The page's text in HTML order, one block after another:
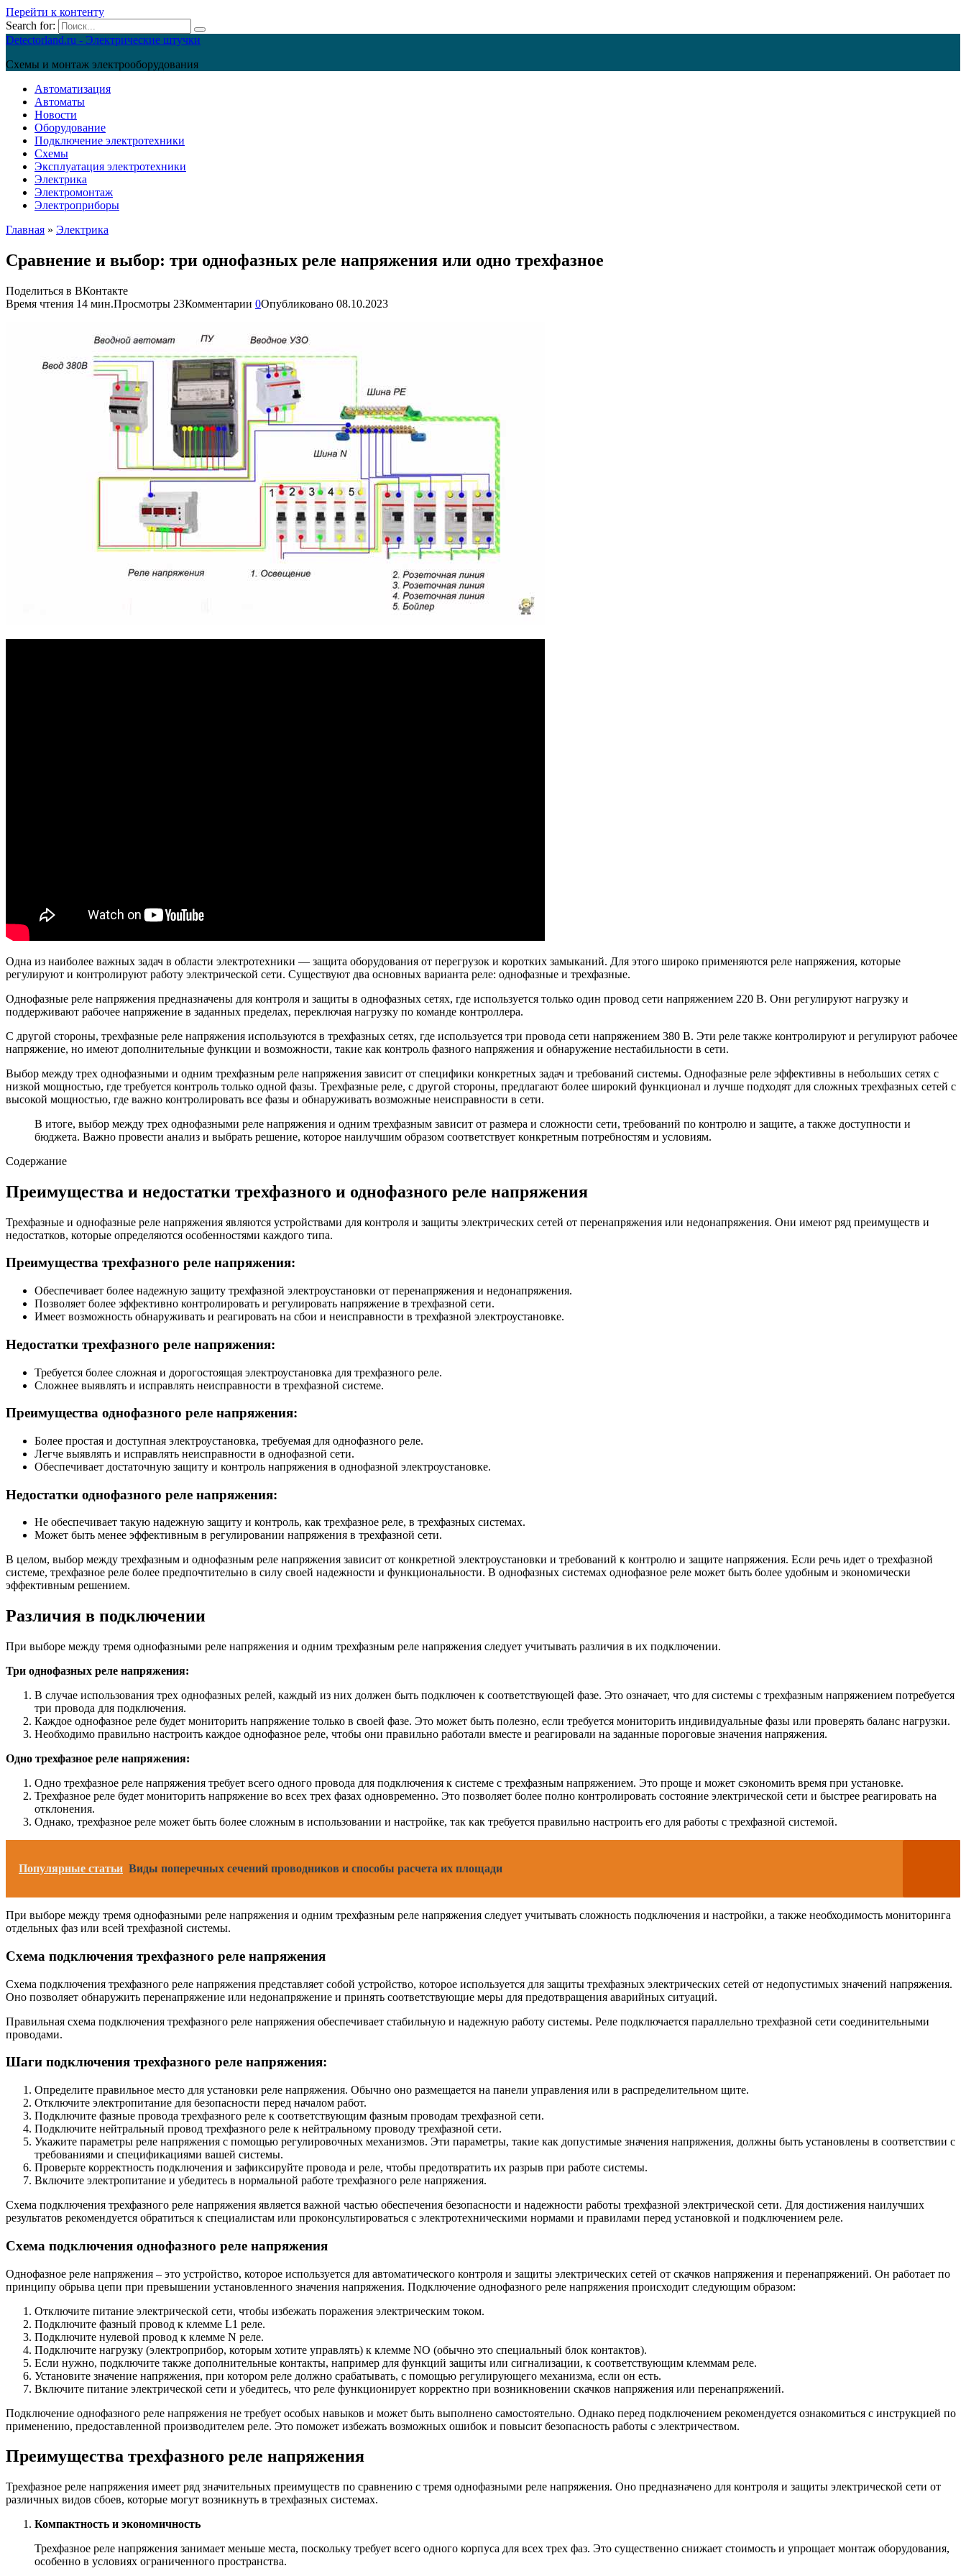
Перейти к контенту
Search for:
Detectorland.ru - Электрические штучки
Схемы и монтаж электрооборудования
Автоматизация
Автоматы
Новости
Оборудование
Подключение электротехники
Схемы
Эксплуатация электротехники
Электрика
Электромонтаж
Электроприборы
Главная » Электрика
Сравнение и выбор: три однофазных реле напряжения или одно трехфазное
Поделиться в ВКонтакте
Время чтения 14 мин.Просмотры 23Комментарии 0Опубликовано 08.10.2023
Одна из наиболее важных задач в области электротехники — защита оборудования от перегрузок и коротких замыканий. Для этого широко применяются реле напряжения, которые
регулируют и контролируют работу электрической сети. Существуют два основных варианта реле: однофазные и трехфазные.
Однофазные реле напряжения предназначены для контроля и защиты в однофазных сетях, где используется только один провод сети напряжением 220 В. Они регулируют нагрузку и
поддерживают рабочее напряжение в заданных пределах, переключая нагрузку по команде контроллера.
С другой стороны, трехфазные реле напряжения используются в трехфазных сетях, где используется три провода сети напряжением 380 В. Эти реле также контролируют и регулируют рабочее
напряжение, но имеют дополнительные функции и возможности, такие как контроль фазного напряжения и обнаружение нестабильности в сети.
Выбор между трех однофазными и одним трехфазным реле напряжения зависит от специфики конкретных задач и требований системы. Однофазные реле эффективны в небольших сетях с
низкой мощностью, где требуется контроль только одной фазы. Трехфазные реле, с другой стороны, предлагают более широкий функционал и лучше подходят для сложных трехфазных сетей с
высокой мощностью, где важно контролировать все фазы и обнаруживать возможные неисправности в сети.
В итоге, выбор между трех однофазными реле напряжения и одним трехфазным зависит от размера и сложности сети, требований по контролю и защите, а также доступности и
бюджета. Важно провести анализ и выбрать решение, которое наилучшим образом соответствует конкретным потребностям и условиям.
Содержание
Преимущества и недостатки трехфазного и однофазного реле напряжения
Трехфазные и однофазные реле напряжения являются устройствами для контроля и защиты электрических сетей от перенапряжения или недонапряжения. Они имеют ряд преимуществ и
недостатков, которые определяются особенностями каждого типа.
Преимущества трехфазного реле напряжения:
Обеспечивает более надежную защиту трехфазной электроустановки от перенапряжения и недонапряжения.
Позволяет более эффективно контролировать и регулировать напряжение в трехфазной сети.
Имеет возможность обнаруживать и реагировать на сбои и неисправности в трехфазной электроустановке.
Недостатки трехфазного реле напряжения:
Требуется более сложная и дорогостоящая электроустановка для трехфазного реле.
Сложнее выявлять и исправлять неисправности в трехфазной системе.
Преимущества однофазного реле напряжения:
Более простая и доступная электроустановка, требуемая для однофазного реле.
Легче выявлять и исправлять неисправности в однофазной сети.
Обеспечивает достаточную защиту и контроль напряжения в однофазной электроустановке.
Недостатки однофазного реле напряжения:
Не обеспечивает такую надежную защиту и контроль, как трехфазное реле, в трехфазных системах.
Может быть менее эффективным в регулировании напряжения в трехфазной сети.
В целом, выбор между трехфазным и однофазным реле напряжения зависит от конкретной электроустановки и требований к контролю и защите напряжения. Если речь идет о трехфазной
системе, трехфазное реле более предпочтительно в силу своей надежности и функциональности. В однофазных системах однофазное реле может быть более удобным и экономически
эффективным решением.
Различия в подключении
При выборе между тремя однофазными реле напряжения и одним трехфазным реле напряжения следует учитывать различия в их подключении.
Три однофазных реле напряжения:
В случае использования трех однофазных релей, каждый из них должен быть подключен к соответствующей фазе. Это означает, что для системы с трехфазным напряжением потребуется
три провода для подключения.
Каждое однофазное реле будет мониторить напряжение только в своей фазе. Это может быть полезно, если требуется мониторить индивидуальные фазы или проверять баланс нагрузки.
Необходимо правильно настроить каждое однофазное реле, чтобы они правильно работали вместе и реагировали на заданные пороговые значения напряжения.
Одно трехфазное реле напряжения:
Одно трехфазное реле напряжения требует всего одного провода для подключения к системе с трехфазным напряжением. Это проще и может сэкономить время при установке.
Трехфазное реле будет мониторить напряжение во всех трех фазах одновременно. Это позволяет более полно контролировать состояние электрической сети и быстрее реагировать на
отклонения.
Однако, трехфазное реле может быть более сложным в использовании и настройке, так как требуется правильно настроить его для работы с трехфазной системой.
Популярные статьи Виды поперечных сечений проводников и способы расчета их площади
При выборе между тремя однофазными реле напряжения и одним трехфазным реле напряжения следует учитывать сложность подключения и настройки, а также необходимость мониторинга
отдельных фаз или всей трехфазной системы.
Схема подключения трехфазного реле напряжения
Схема подключения трехфазного реле напряжения представляет собой устройство, которое используется для защиты трехфазных электрических сетей от недопустимых значений напряжения.
Оно позволяет обнаружить перенапряжение или недонапряжение и принять соответствующие меры для предотвращения аварийных ситуаций.
Правильная схема подключения трехфазного реле напряжения обеспечивает стабильную и надежную работу системы. Реле подключается параллельно трехфазной сети соединительными
проводами.
Шаги подключения трехфазного реле напряжения:
Определите правильное место для установки реле напряжения. Обычно оно размещается на панели управления или в распределительном щите.
Отключите электропитание для безопасности перед началом работ.
Подключите фазные провода трехфазного реле к соответствующим фазным проводам трехфазной сети.
Подключите нейтральный провод трехфазного реле к нейтральному проводу трехфазной сети.
Укажите параметры реле напряжения с помощью регулировочных механизмов. Эти параметры, такие как допустимые значения напряжения, должны быть установлены в соответствии с
требованиями и спецификациями вашей системы.
Проверьте корректность подключения и зафиксируйте провода и реле, чтобы предотвратить их разрыв при работе системы.
Включите электропитание и убедитесь в нормальной работе трехфазного реле напряжения.
Схема подключения трехфазного реле напряжения является важной частью обеспечения безопасности и надежности работы трехфазной электрической сети. Для достижения наилучших
результатов рекомендуется обратиться к специалистам или проконсультироваться с электротехническими нормами и правилами перед установкой и подключением реле.
Схема подключения однофазного реле напряжения
Однофазное реле напряжения – это устройство, которое используется для автоматического контроля и защиты электрических сетей от скачков напряжения и перенапряжений. Он работает по
принципу обрыва цепи при превышении установленного значения напряжения. Подключение однофазного реле напряжения происходит следующим образом:
Отключите питание электрической сети, чтобы избежать поражения электрическим током.
Подключите фазный провод к клемме L1 реле.
Подключите нулевой провод к клемме N реле.
Подключите нагрузку (электроприбор, которым хотите управлять) к клемме NO (обычно это специальный блок контактов).
Если нужно, подключите также дополнительные контакты, например для функций защиты или сигнализации, к соответствующим клеммам реле.
Установите значение напряжения, при котором реле должно срабатывать, с помощью регулирующего механизма, если он есть.
Включите питание электрической сети и убедитесь, что реле функционирует корректно при возникновении скачков напряжения или перенапряжений.
Подключение однофазного реле напряжения не требует особых навыков и может быть выполнено самостоятельно. Однако перед подключением рекомендуется ознакомиться с инструкцией по
применению, предоставленной производителем реле. Это поможет избежать возможных ошибок и повысит безопасность работы с электричеством.
Преимущества трехфазного реле напряжения
Трехфазное реле напряжения имеет ряд значительных преимуществ по сравнению с тремя однофазными реле напряжения. Оно предназначено для контроля и защиты электрической сети от
различных видов сбоев, которые могут возникнуть в трехфазных системах.
Компактность и экономичность
Трехфазное реле напряжения занимает меньше места, поскольку требует всего одного корпуса для всех трех фаз. Это существенно снижает стоимость и упрощает монтаж оборудования,
особенно в условиях ограниченного пространства.